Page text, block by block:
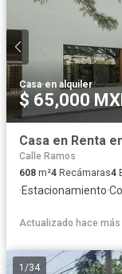
Casa·en alquiler
$ 65,000
Casa en Renta
Calle Ramos
608 m²4 Recámaras4
·Estacionamiento·
Actualizado hace más
1 /34